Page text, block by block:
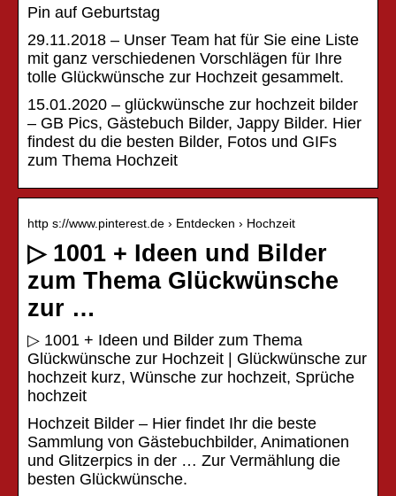
Pin auf Geburtstag
29.11.2018 – Unser Team hat für Sie eine Liste
mit ganz verschiedenen Vorschlägen für Ihre
tolle Glückwünsche zur Hochzeit gesammelt.
15.01.2020 – glückwünsche zur hochzeit bilder
– GB Pics, Gästebuch Bilder, Jappy Bilder. Hier
findest du die besten Bilder, Fotos und GIFs
zum Thema Hochzeit
http s://www.pinterest.de › Entdecken › Hochzeit
▷ 1001 + Ideen und Bilder
zum Thema Glückwünsche
zur …
▷ 1001 + Ideen und Bilder zum Thema
Glückwünsche zur Hochzeit | Glückwünsche zur
hochzeit kurz, Wünsche zur hochzeit, Sprüche
hochzeit
Hochzeit Bilder – Hier findet Ihr die beste
Sammlung von Gästebuchbilder, Animationen
und Glitzerpics in der … Zur Vermählung die
besten Glückwünsche.